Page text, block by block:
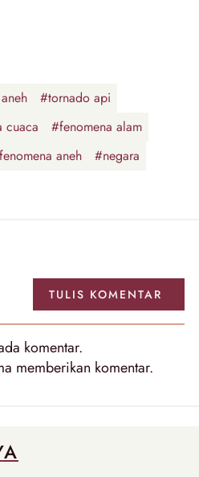
#tornado api
cuaca
#fenomena alam
aneh
#negara
TULIS KOMENTAR
komentar.
memberikan komentar.